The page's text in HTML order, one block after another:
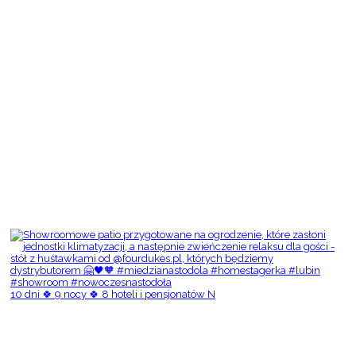
10 dni 🍀 9 nocy 🍀 8 hoteli i pensjonatów N